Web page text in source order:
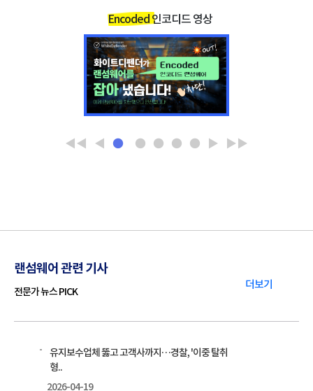
Encoded 인코디드 영상
◀◀ ◀ ● ● ● ● ● ▶ ▶▶
랜섬웨어 관련 기사
전문가 뉴스 PICK
더보기
유지보수업체 뚫고 고객사까지…경찰, '이중 탈취
형..
2026-04-19